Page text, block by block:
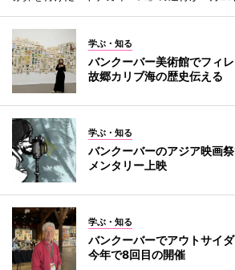
学ぶ・知る
バンクーバー美術館でフィ
故郷カリブ海の歴史伝える
学ぶ・知る
バンクーバーのアジア映画
メンタリー上映
学ぶ・知る
バンクーバーでアウトサイ
今年で8回目の開催